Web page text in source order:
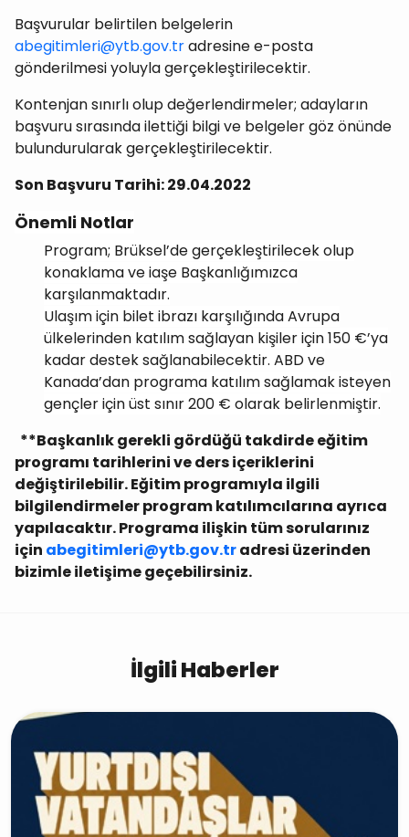
Başvurular belirtilen belgelerin
abegitimleri@ytb.gov.tradresine e-posta
gönderilmesi yoluyla gerçekleştirilecektir.
Kontenjan sınırlı olup değerlendirmeler; adayların
başvuru sırasında ilettiği bilgi ve belgeler göz önünde
bulundurularak gerçekleştirilecektir.
Son Başvuru Tarihi: 29.04.2022
Önemli Notlar
Program; Brüksel’de gerçekleştirilecek olup
konaklama ve iaşe Başkanlığımızca
karşılanmaktadır.
Ulaşım için bilet ibrazı karşılığında Avrupa
ülkelerinden katılım sağlayan kişiler için 150 €’ya
kadar destek sağlanabilecektir. ABD ve
Kanada’dan programa katılım sağlamak isteyen
gençler için üst sınır 200 € olarak belirlenmiştir.
**Başkanlık gerekli gördüğü takdirde eğitim
programı tarihlerini ve ders içeriklerini
değiştirilebilir. Eğitim programıyla ilgili
bilgilendirmeler program katılımcılarına ayrıca
yapılacaktır. Programa ilişkin tüm sorularınız
için abegitimleri@ytb.gov.tradresi üzerinden
bizimle iletişime geçebilirsiniz.
İlgili Haberler